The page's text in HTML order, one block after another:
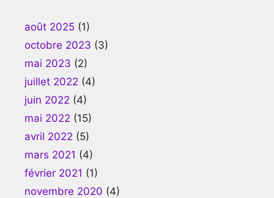
août 2025 (1)
octobre 2023 (3)
mai 2023 (2)
juillet 2022 (4)
juin 2022 (4)
mai 2022 (15)
avril 2022 (5)
mars 2021 (4)
février 2021 (1)
novembre 2020 (4)